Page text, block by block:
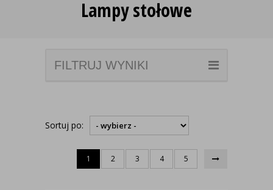
Lampy stołowe
FILTRUJ WYNIKI
Sortuj po:
1 2 3 4 5